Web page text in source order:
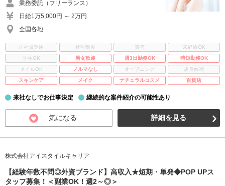
業務委託（フリーランス）
日給1万5,000円 ～ 2万円
全国各地
正社員登用 社割制度 賞与
未経験OK
学生OK
男女歓迎 週3日勤務OK
時短勤務OK
ネイルOK
ノルマなし オープニング
店長候補
スキンケア
メイク ナチュラルコスメ 百貨店
来社なしでお仕事決定 継続的な案件紹介の可能性あり
気になる 詳細を見る
株式会社アイスタイルキャリア
【経験年数不問◎外資ブランド】高収入★短期・単発◆POP UPス
タッフ募集！＜副業OK！週2～◎＞